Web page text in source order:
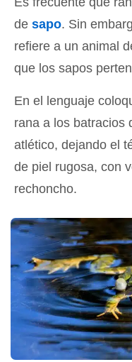
de sapo. Sin
refiere a un animal
que los sapos
En el lenguaje
rana a los batracios
atlético, dejando el
de piel rugosa, con
rechoncho.